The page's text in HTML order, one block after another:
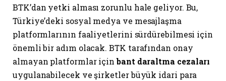
BTK’dan yetki alması zorunlu hale geliyor. Bu,
Türkiye’deki sosyal medya ve mesajlaşma
platformlarının faaliyetlerini sürdürebilmesi için
önemli bir adım olacak. BTK tarafından onay
almayan platformlar içinbant daraltma cezaları
uygulanabilecek ve şirketler büyük idari para